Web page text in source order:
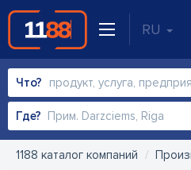
RU
Что?
Где?
1188 каталог компаний